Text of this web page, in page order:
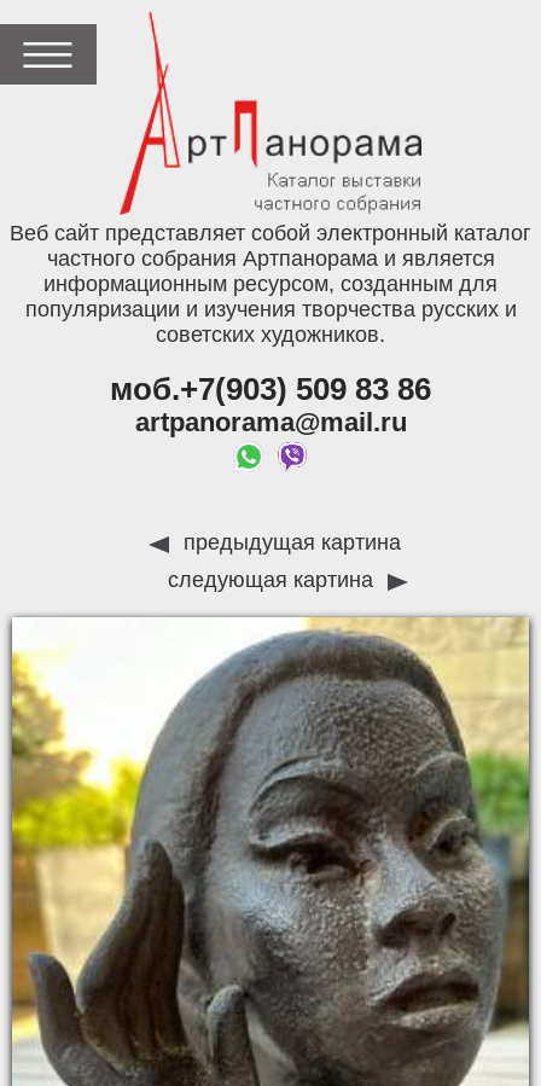
Веб сайт представляет собой электронный каталог
частного собрания Артпанорама и является
информационным ресурсом, созданным для
популяризации и изучения творчества русских и
советских художников.
моб.+7(903) 509 83 86
artpanorama@mail.ru
предыдущая картина
следующая картина